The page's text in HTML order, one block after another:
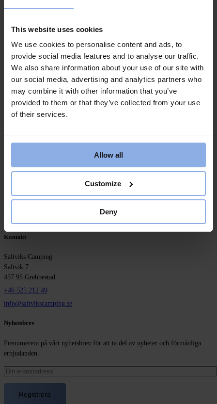
This website uses cookies
We use cookies to personalise content and ads, to
provide social media features and to analyse our traffic.
We also share information about your use of our site with
our social media, advertising and analytics partners who
may combine it with other information that you’ve
provided to them or that they’ve collected from your use
of their services.
Allow all
Customize
Deny
Denna information gör det möjligt för oss att utveckla, optimera och
förbättra sidan för en ännu bättre upplevelse.
Mer om cookies
Vill du veta mer om cookies rekommenderar vi att du besökerMina
Cookies.
Har du frågor om Everenergy och cookies kan du höra av dig till oss
påinfo@saltvikscamping.se
Hållbarhet
Bokningsvillkor
Kontakt
Saltviks Camping
Saltvik 7
457 95 Grebbestad
+46 525 212 49
info@saltvikscamping.se
Nyhetsbrev
Prenumerera på vårt nyhetsbrev för att ta del av nyheter och förmånliga
erbjudanden.